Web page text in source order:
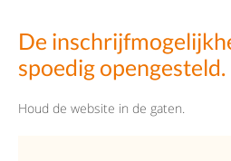
De
spoedig opengesteld.
Houd de website in de gaten.